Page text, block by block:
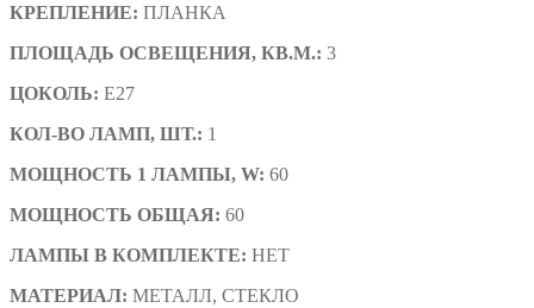
КРЕПЛЕНИЕ: ПЛАНКА
ПЛОЩАДЬ ОСВЕЩЕНИЯ, КВ.М.: 3
ЦОКОЛЬ: E27
КОЛ-ВО ЛАМП, ШТ.: 1
МОЩНОСТЬ 1 ЛАМПЫ, W: 60
МОЩНОСТЬ ОБЩАЯ: 60
ЛАМПЫ В КОМПЛЕКТЕ: НЕТ
МАТЕРИАЛ: МЕТАЛЛ, СТЕКЛО